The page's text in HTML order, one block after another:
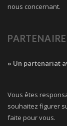
nous concernant.
» Un partenariat
Vous êtes
souhaitez figurer
faite pour vous.